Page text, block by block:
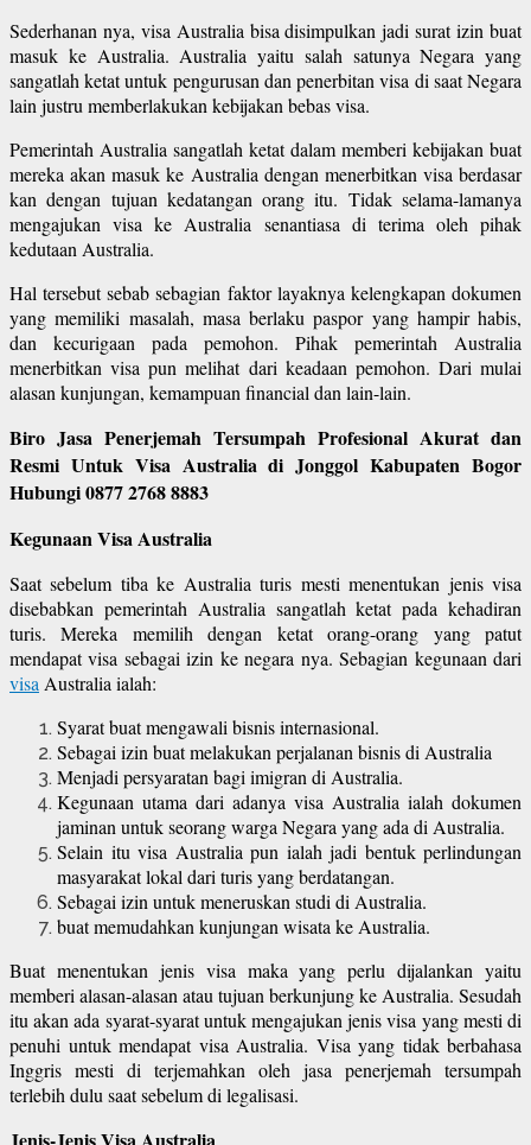
Sederhanan nya, visa Australia bisa disimpulkan jadi surat izin buat
masuk ke Australia. Australia yaitu salah satunya Negara yang
sangatlah ketat untuk pengurusan dan penerbitan visa di saat Negara
lain justru memberlakukan kebijakan bebas visa.
Pemerintah Australia sangatlah ketat dalam memberi kebijakan buat
mereka akan masuk ke Australia dengan menerbitkan visa berdasar
kan dengan tujuan kedatangan orang itu. Tidak selama-lamanya
mengajukan visa ke Australia senantiasa di terima oleh pihak
kedutaan Australia.
Hal tersebut sebab sebagian faktor layaknya kelengkapan dokumen
yang memiliki masalah, masa berlaku paspor yang hampir habis,
dan kecurigaan pada pemohon. Pihak pemerintah Australia
menerbitkan visa pun melihat dari keadaan pemohon. Dari mulai
alasan kunjungan, kemampuan financial dan lain-lain.
Biro Jasa Penerjemah Tersumpah Profesional Akurat dan
Resmi Untuk Visa Australia di Jonggol Kabupaten Bogor
Hubungi 0877 2768 8883
Kegunaan Visa Australia
Saat sebelum tiba ke Australia turis mesti menentukan jenis visa
disebabkan pemerintah Australia sangatlah ketat pada kehadiran
turis. Mereka memilih dengan ketat orang-orang yang patut
mendapat visa sebagai izin ke negara nya. Sebagian kegunaan dari
visa Australia ialah:
Syarat buat mengawali bisnis internasional.
Sebagai izin buat melakukan perjalanan bisnis di Australia
Menjadi persyaratan bagi imigran di Australia.
Kegunaan utama dari adanya visa Australia ialah dokumen
jaminan untuk seorang warga Negara yang ada di Australia.
Selain itu visa Australia pun ialah jadi bentuk perlindungan
masyarakat lokal dari turis yang berdatangan.
Sebagai izin untuk meneruskan studi di Australia.
buat memudahkan kunjungan wisata ke Australia.
Buat menentukan jenis visa maka yang perlu dijalankan yaitu
memberi alasan-alasan atau tujuan berkunjung ke Australia. Sesudah
itu akan ada syarat-syarat untuk mengajukan jenis visa yang mesti di
penuhi untuk mendapat visa Australia. Visa yang tidak berbahasa
Inggris mesti di terjemahkan oleh jasa penerjemah tersumpah
terlebih dulu saat sebelum di legalisasi.
Jenis-Jenis Visa Australia